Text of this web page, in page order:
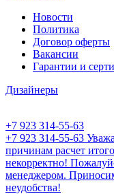
Новости
Политика
Договор оферты
Вакансии
Гарантии и
Дизайнеры
+7 923 314-55-63
+7 923 314-55-63
причинам расчет
некорректно!
менеджером.
неудобства!